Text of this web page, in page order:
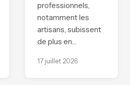
professionnels,
notamment les
artisans, subissent
de plus en…
17 juillet 2026